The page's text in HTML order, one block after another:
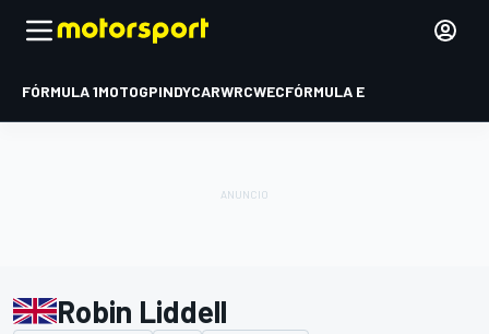
FÓRMULA 1MOTOGPINDYCARWRCWECFÓRMULA E
Robin Liddell